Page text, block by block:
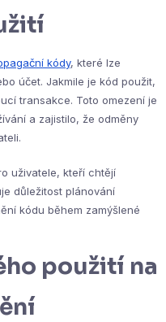
kódy, které lze
účet. Jakmile je kód použit,
transakce. Toto omezení je
a zajistilo, že odměny
uživatele, kteří chtějí
důležitost plánování
kódu během zamýšlené
použití na